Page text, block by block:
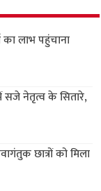
लाभ पहुंचाना
सजे नेतृत्व के सितारे,
छात्रों को मिला